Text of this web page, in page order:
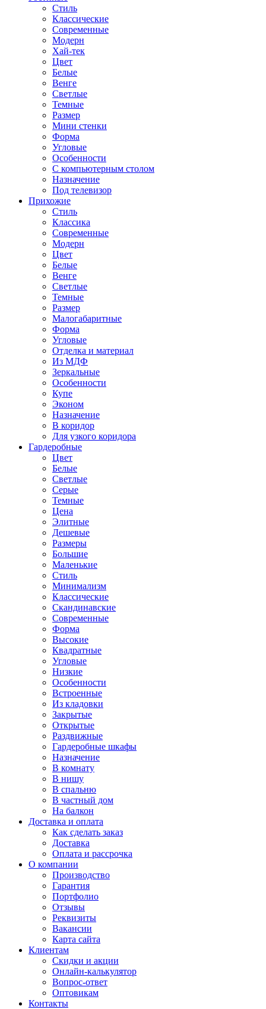
Стиль
Классические
Современные
Модерн
Хай-тек
Цвет
Белые
Венге
Светлые
Темные
Размер
Мини стенки
Форма
Угловые
Особенности
С компьютерным столом
Назначение
Под телевизор
Прихожие
Стиль
Классика
Современные
Модерн
Цвет
Белые
Венге
Светлые
Темные
Размер
Малогабаритные
Форма
Угловые
Отделка и материал
Из МДФ
Зеркальные
Особенности
Купе
Эконом
Назначение
В коридор
Для узкого коридора
Гардеробные
Цвет
Белые
Светлые
Серые
Темные
Цена
Элитные
Дешевые
Размеры
Большие
Маленькие
Стиль
Минимализм
Классические
Скандинавские
Современные
Форма
Высокие
Квадратные
Угловые
Низкие
Особенности
Встроенные
Из кладовки
Закрытые
Открытые
Раздвижные
Гардеробные шкафы
Назначение
В комнату
В нишу
В спальню
В частный дом
На балкон
Доставка и оплата
Как сделать заказ
Доставка
Оплата и рассрочка
О компании
Производство
Гарантия
Портфолио
Отзывы
Реквизиты
Вакансии
Карта сайта
Клиентам
Скидки и акции
Онлайн-калькулятор
Вопрос-ответ
Оптовикам
Контакты